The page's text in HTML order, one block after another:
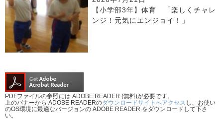
【小学部3年】体育 「楽しくチャレ
ンジ！元気にエンジョイ！」
PDFファイルの参照には ADOBE READER (無料)が必要です。
上のバナーから ADOBE READERのダウンロードサイトへアクセス し、お使い
のOS環境に最適なバージョンの ADOBE READER をダウンロードして下さ
い。